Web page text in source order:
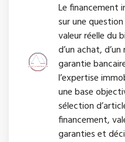
Le financement
sur une
valeur réelle du
d’un achat,
garantie
l’expertise
une base
sélection
financement,
garanties et